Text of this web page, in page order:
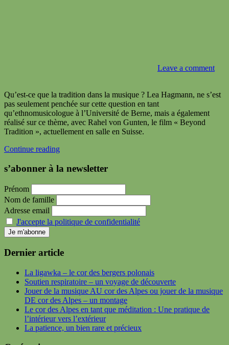
Leave a comment
Qu’est-ce que la tradition dans la musique ? Lea Hagmann, ne s’est
pas seulement penchée sur cette question en tant
qu’ethnomusicologue à l’Université de Berne, mais a également
réalisé sur ce thème, avec Rahel von Gunten, le film « Beyond
Tradition », actuellement en salle en Suisse.
Continue reading
s’abonner à la newsletter
Prénom
Nom de famille
Adresse email
J'accepte la politique de confidentialité
Dernier article
La ligawka – le cor des bergers polonais
Soutien respiratoire – un voyage de découverte
Jouer de la musique AU cor des Alpes ou jouer de la musique
DE cor des Alpes – un montage
Le cor des Alpes en tant que méditation : Une pratique de
l’intérieur vers l’extérieur
La patience, un bien rare et précieux